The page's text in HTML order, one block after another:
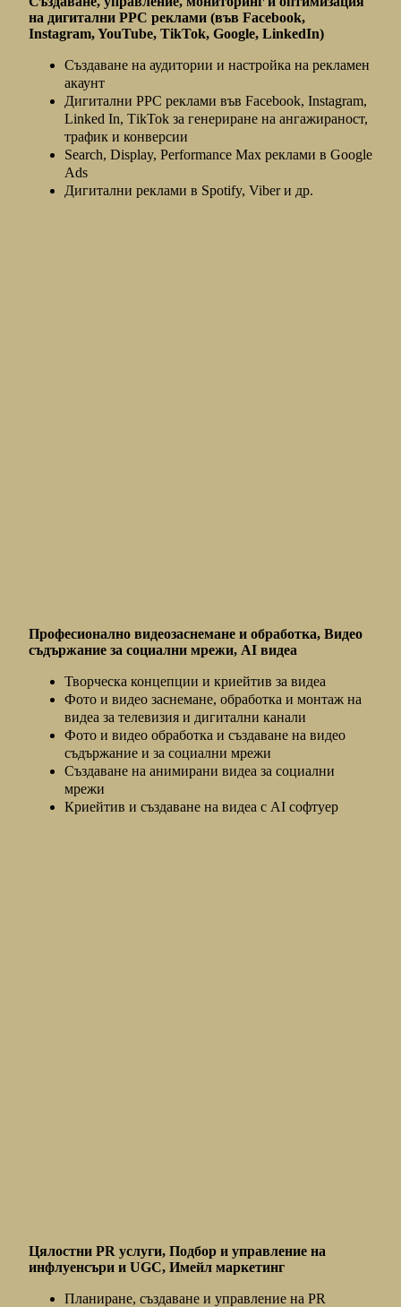
на дигитални PPC реклами (във Facebook,
Instagram, YouTube, TikTok, Gооgle, LinkedIn)
Създаване на аудитории и настройка на рекламен
акаунт
Дигитални PPC реклами във Facebook, Instagram,
Linked In, ТikTok за генериране на ангажираност,
трафик и конверсии
Search, Display, Performance Мax реклами в Google
Ads
Дигитални реклами в Spotify, Viber и др.
Професионално видеозаснемане и обработка, Видео
съдържание за социални мрежи, AI видеа
Творческа концепции и криейтив за видеа
Фото и видео заснемане, обработка и монтаж на
видеа за телевизия и дигитални канали
Фото и видео обработка и създаване на видео
съдържание и за социални мрежи
Създаване на анимирани видеа за социални
мрежи
Криейтив и създаване на видеа с AI софтуер
Цялостни PR услуги, Подбор и управление на
инфлуенсъри и UGC, Имейл маркетинг
Планиране, създаване и управление на PR